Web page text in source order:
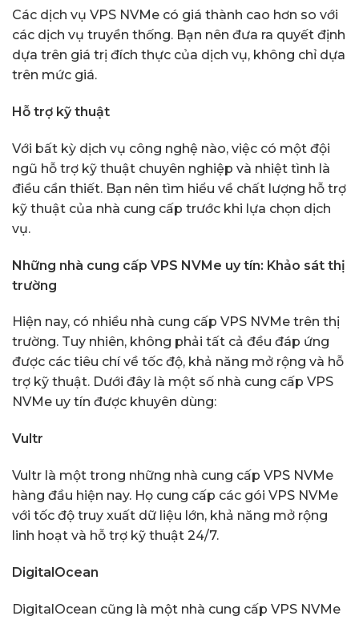
Các dịch vụ VPS NVMe có giá thành cao hơn so với
các dịch vụ truyền thống. Bạn nên đưa ra quyết định
dựa trên giá trị đích thực của dịch vụ, không chỉ dựa
trên mức giá.
Hỗ trợ kỹ thuật
Với bất kỳ dịch vụ công nghệ nào, việc có một đội
ngũ hỗ trợ kỹ thuật chuyên nghiệp và nhiệt tình là
điều cần thiết. Bạn nên tìm hiểu về chất lượng hỗ trợ
kỹ thuật của nhà cung cấp trước khi lựa chọn dịch
vụ.
Những nhà cung cấp VPS NVMe uy tín: Khảo sát thị
trường
Hiện nay, có nhiều nhà cung cấp VPS NVMe trên thị
trường. Tuy nhiên, không phải tất cả đều đáp ứng
được các tiêu chí về tốc độ, khả năng mở rộng và hỗ
trợ kỹ thuật. Dưới đây là một số nhà cung cấp VPS
NVMe uy tín được khuyên dùng:
Vultr
Vultr là một trong những nhà cung cấp VPS NVMe
hàng đầu hiện nay. Họ cung cấp các gói VPS NVMe
với tốc độ truy xuất dữ liệu lớn, khả năng mở rộng
linh hoạt và hỗ trợ kỹ thuật 24/7.
DigitalOcean
DigitalOcean cũng là một nhà cung cấp VPS NVMe